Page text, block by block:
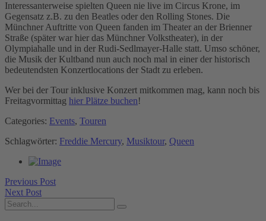
Interessanterweise spielten Queen nie live im Circus Krone, im
Gegensatz z.B. zu den Beatles oder den Rolling Stones. Die
Münchner Auftritte von Queen fanden im Theater an der Brienner
Straße (später war hier das Münchner Volkstheater), in der
Olympiahalle und in der Rudi-Sedlmayer-Halle statt. Umso schöner,
die Musik der Kultband nun auch noch mal in einer der historisch
bedeutendsten Konzertlocations der Stadt zu erleben.
Wer bei der Tour inklusive Konzert mitkommen mag, kann noch bis
Freitagvormittag hier Plätze buchen!
Categories: Events, Touren
Schlagwörter: Freddie Mercury, Musiktour, Queen
Previous Post
Next Post